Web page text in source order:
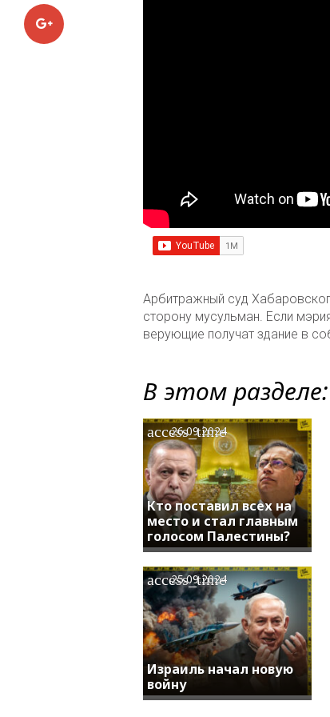
Google+
Арбитражный суд
сторону мусульман. Если
верующие получат здание в
В этом разделе:
Кто поставил всех на
место и стал главным
голосом Палестины?
access_time
26.09.2024
Израиль начал новую
войну
access_time
25.09.2024